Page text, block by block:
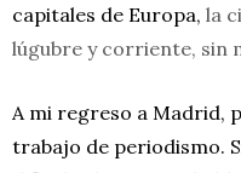
capitales de Europa, la
lúgubre y corriente, sin
A mi regreso a Madrid,
trabajo de periodismo.